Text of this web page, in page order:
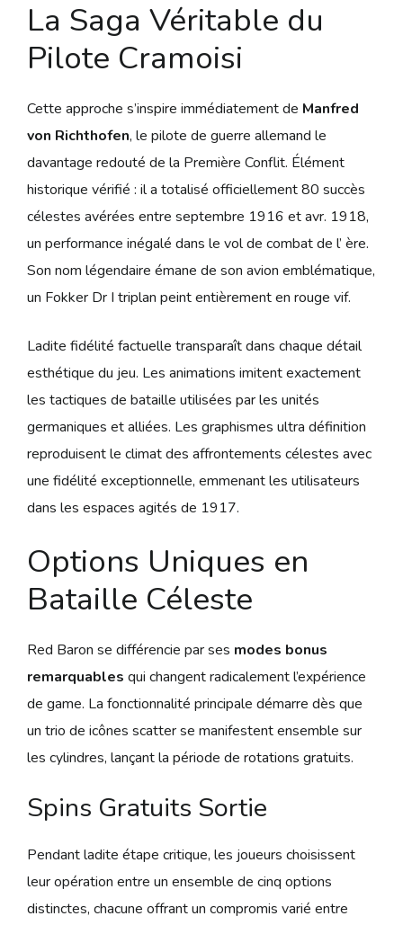
La Saga Véritable du
Pilote Cramoisi
Cette approche s’inspire immédiatement de Manfred
von Richthofen, le pilote de guerre allemand le
davantage redouté de la Première Conflit. Élément
historique vérifié : il a totalisé officiellement 80 succès
célestes avérées entre septembre 1916 et avr. 1918,
un performance inégalé dans le vol de combat de l’ ère.
Son nom légendaire émane de son avion emblématique,
un Fokker Dr I triplan peint entièrement en rouge vif.
Ladite fidélité factuelle transparaît dans chaque détail
esthétique du jeu. Les animations imitent exactement
les tactiques de bataille utilisées par les unités
germaniques et alliées. Les graphismes ultra définition
reproduisent le climat des affrontements célestes avec
une fidélité exceptionnelle, emmenant les utilisateurs
dans les espaces agités de 1917.
Options Uniques en
Bataille Céleste
Red Baron se différencie par ses modes bonus
remarquables qui changent radicalement l’expérience
de game. La fonctionnalité principale démarre dès que
un trio de icônes scatter se manifestent ensemble sur
les cylindres, lançant la période de rotations gratuits.
Spins Gratuits Sortie
Pendant ladite étape critique, les joueurs choisissent
leur opération entre un ensemble de cinq options
distinctes, chacune offrant un compromis varié entre